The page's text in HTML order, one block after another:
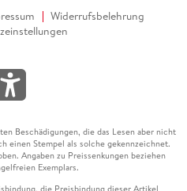
Allgemeine Zeitung
Widerrufsbelehrung
Beschädigungen, die das Lesen aber nicht
einen Stempel als solche gekennzeichnet.
Angaben zu Preissenkungen beziehen
Exemplars.